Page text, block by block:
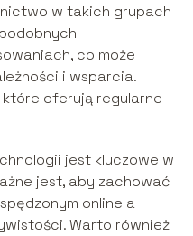
w takich grupach
co może
i wsparcia.
oferują regularne
jest kluczowe w
jest, aby zachować
online a
Warto również